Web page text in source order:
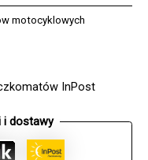
motocyklowych
InPost
i dostawy